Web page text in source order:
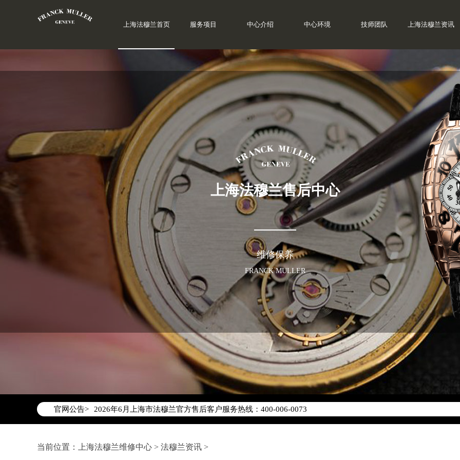
上海法穆兰首页 服务项目 中心介绍 中心环境 技师团队 上海法穆兰资讯
上海法穆兰售后中心
维修保养
FRANCK MULLER
官网公告>
2026年6月法穆兰上海市售后服务网络优化升级公告
2026年6月法穆兰售后服务中心最新网点地址：
上海市徐汇区虹桥路3号港汇中心写字楼2座37层3705室（需提前预约）
当前位置： 上海法穆兰维修中心 > 法穆兰资讯 >